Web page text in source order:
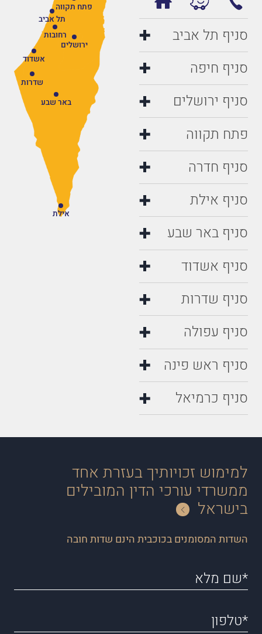
סניף תל אביב
סניף חיפה
סניף ירושלים
פתח תקווה
סניף חדרה
סניף אילת
סניף באר שבע
סניף אשדוד
סניף שדרות
סניף עפולה
סניף ראש פינה
סניף כרמיאל
רחובות
תל אביב
ירושלים
פתח תקווה
אילת
באר שבע
אשדוד
שדרות
למימוש זכויותיך בעזרת אחד
ממשרדי עורכי הדין המובילים
בישראל
השדות המסומנים בכוכבית הינם שדות חובה